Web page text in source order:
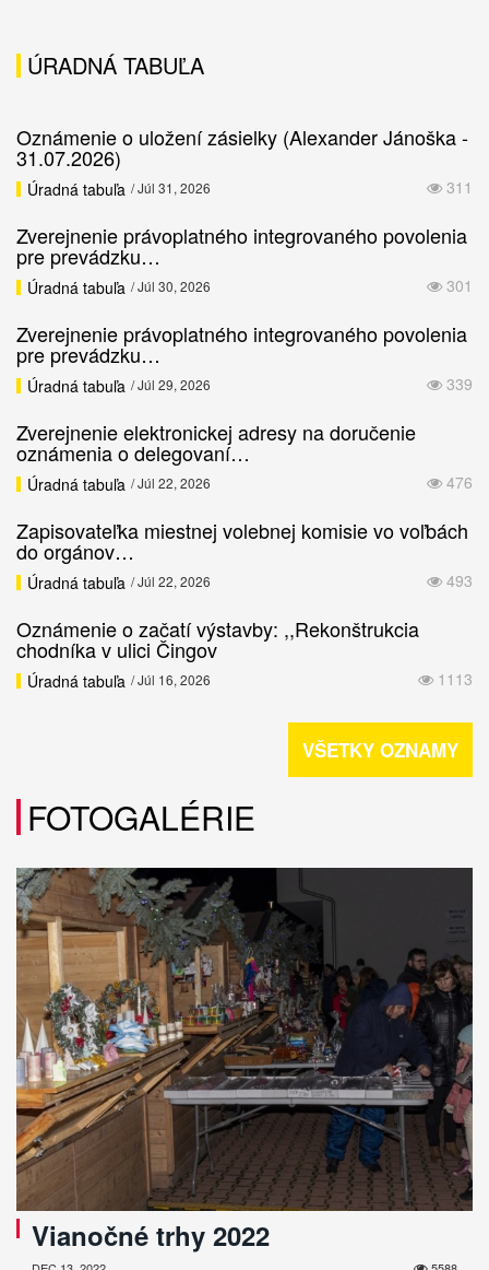
ÚRADNÁ TABUĽA
Oznámenie o uložení zásielky (Alexander Jánoška -
31.07.2026)
311
Úradná tabuľa / Júl 31, 2026
Zverejnenie právoplatného integrovaného povolenia
pre prevádzku…
301
Úradná tabuľa / Júl 30, 2026
Zverejnenie právoplatného integrovaného povolenia
pre prevádzku…
339
Úradná tabuľa / Júl 29, 2026
Zverejnenie elektronickej adresy na doručenie
oznámenia o delegovaní…
476
Úradná tabuľa / Júl 22, 2026
Zapisovateľka miestnej volebnej komisie vo voľbách
do orgánov…
493
Úradná tabuľa / Júl 22, 2026
Oznámenie o začatí výstavby: ,,Rekonštrukcia
chodníka v ulici Čingov
1113
Úradná tabuľa / Júl 16, 2026
VŠETKY OZNAMY
FOTOGALÉRIE
Vianočné trhy 2022